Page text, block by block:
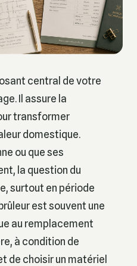
central de votre
Il assure la
transformer
domestique.
ou que ses
la question du
surtout en période
est souvent une
au remplacement
à condition de
de choisir un matériel